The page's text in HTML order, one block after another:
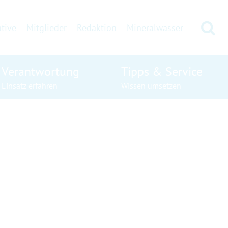
Mitglieder Redaktion Mineralwasser